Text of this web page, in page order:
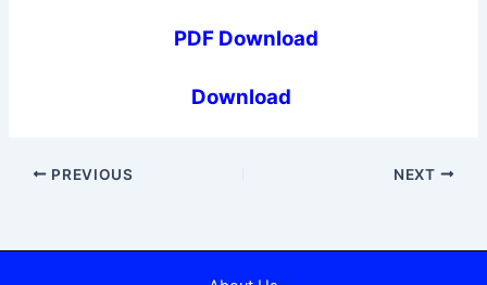
PDF Download
Download
PREVIOUS NEXT